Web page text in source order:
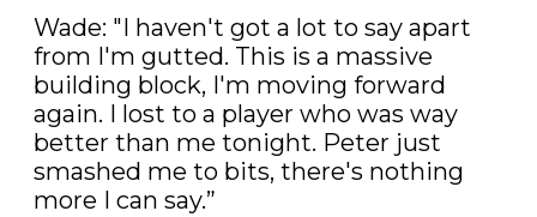
Wade: "I haven't got a lot to say apart
from I'm gutted. This is a massive
building block, I'm moving forward
again. I lost to a player who was way
better than me tonight. Peter just
smashed me to bits, there's nothing
more I can say.”